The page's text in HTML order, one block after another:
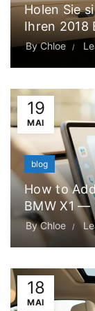
Holen Sie
Ihren 2018
ByChloe
19
MAI
blog
How to
BMW X1 —
ByChloe
18
MAI